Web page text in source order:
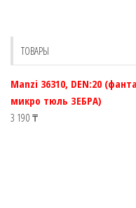
ТОВАРЫ
Manzi 36310, DEN:20
микро тюль ЗЕБРА)
3 190 ₸